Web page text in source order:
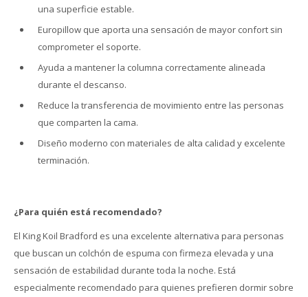
una superficie estable.
Europillow que aporta una sensación de mayor confort sin
comprometer el soporte.
Ayuda a mantener la columna correctamente alineada
durante el descanso.
Reduce la transferencia de movimiento entre las personas
que comparten la cama.
Diseño moderno con materiales de alta calidad y excelente
terminación.
¿Para quién está recomendado?
El King Koil Bradford es una excelente alternativa para personas
que buscan un colchón de espuma con firmeza elevada y una
sensación de estabilidad durante toda la noche. Está
especialmente recomendado para quienes prefieren dormir sobre